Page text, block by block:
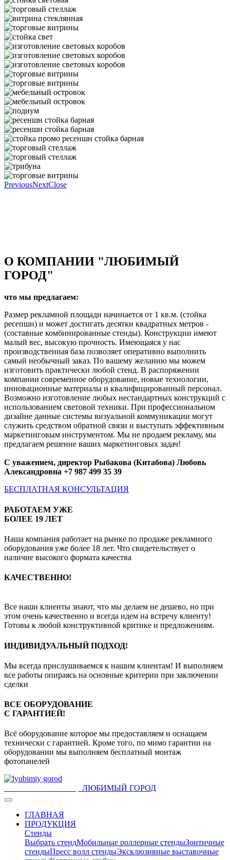
PreviousNextClose
О КОМПАНИИ "ЛЮБИМЫЙ
ГОРОД"
что мы предлагаем:
Размер рекламной площади начинается от 1 кв.м. (стойка
ресепшн) и может достигать десятки квадратных метров -
(составные комбинированные стенды). Конструкции имеют
малый вес, высокую прочность. Имеющаяся у нас
производственная база позволяет оперативно выполнить
самый необычный заказ. По вашему желанию мы можем
изготовить практически любой стенд. В распоряжении
компании современное оборудование, новые технологии,
инновационные материалы и квалифицированный персонал.
Возможно изготовление любых нестандартных конструкций с
использованием световой техники. При профессиональном
дизайне данные системы визуальной коммуникации могут
служить средством обратной связи и выступать эффективным
маркетинговым инструментом. Мы не продаем рекламу, мы
предлагаем решение ваших маркетинговых задач!
С уважением, директор Рыбакова (Китабова) Любовь
Александровна +7 987 499 35 39
БЕСПЛАТНАЯ КОНСУЛЬТАЦИЯ
РАБОТАЕМ УЖЕ
БОЛЕЕ 19 ЛЕТ
Наша компания работает на рынке по продаже рекламного
оборудования уже более 18 лет. Что свидетельствует о
наличие высокого формата качества
КАЧЕСТВЕННО!
Все наши клиенты знают, что мы делаем не дешево, но при
этом очень качественно и всегда идем на встречу клиенту!
Готовы к любой конструктивной критике и предложениям.
ИНДИВИДУАЛЬНЫЙ ПОДХОД!
Мы всегда прислушиваемся к нашим клиентам! И выполняем
все работы опираясь на основные критерии при заключении
сделки
ВСЕ ОБОРУДОВАНИЕ
С ГАРАНТИЕЙ!
Всё оборудование которое мы предоставляем и оснащаем
технически с гарантией. Кроме того, по мимо гарантии на
оборудовании мы выполняем бесплатный монтаж
фотопанелей
ЛЮБИМЫЙ ГОРОД
ГЛАВНАЯ
ПРОДУКЦИЯ
Стенды
Выбрать стендМобильные роллерные стендыЗонтичные
стендыПресс волл стендыЭксклюзивные выставочные